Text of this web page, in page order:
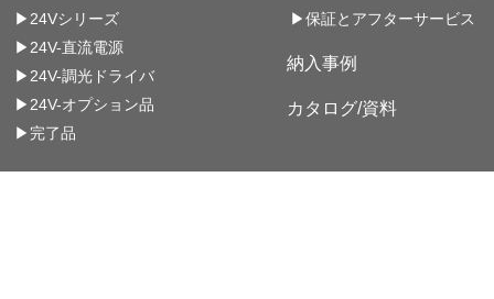
▶24Vシリーズ
▶24V-直流電源
▶24V-調光ドライバ
▶24V-オプション品
▶完了品
▶保証とアフターサービス
納入事例
カタログ/資料